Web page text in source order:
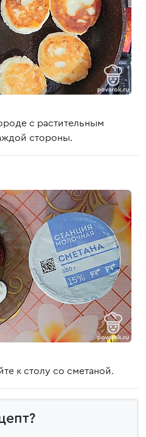
с растительным
стороны.
к столу со сметаной.